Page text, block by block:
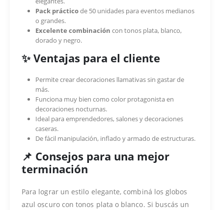
Pack prácticode 50 unidades para eventos medianos
o grandes.
Excelente combinación con tonos plata, blanco,
dorado y negro.
✨ Ventajas para el cliente
Permite crear decoraciones llamativas sin gastar de
más.
Funciona muy bien como color protagonista en
decoraciones nocturnas.
Ideal para emprendedores, salones y decoraciones
caseras.
De fácil manipulación, inflado y armado de estructuras.
📌 Consejos para una mejor
terminación
Para lograr un estilo elegante, combiná los globos
azul oscuro con tonos plata o blanco. Si buscás un